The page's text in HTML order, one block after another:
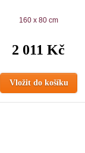
160 x 80 cm
2 011 Kč
Vložit do košíku